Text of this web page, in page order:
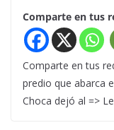
Comparte en tus
Comparte en tus
predio que abarca
Choca dejó al =>